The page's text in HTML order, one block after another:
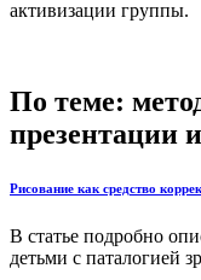
активизации группы.
По теме:
презентации
Рисование как средство
В статье подробно
детьми с паталогией